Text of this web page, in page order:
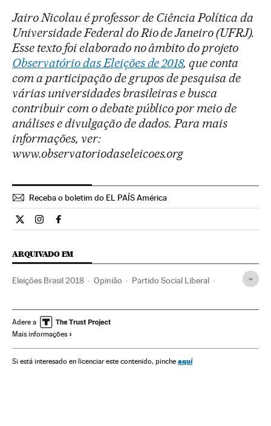
Jairo Nicolau é professor de Ciência Política da
Universidade Federal do Rio de Janeiro (UFRJ).
Esse texto foi elaborado no âmbito do projeto
Observatório das Eleições de 2018, que conta
com a participação de grupos de pesquisa de
várias universidades brasileiras e busca
contribuir com o debate público por meio de
análises e divulgação de dados. Para mais
informações, ver:
www.observatoriodaseleicoes.org
Receba o boletim do EL PAÍS América
Opiniao El País Brasil en Twitter
Opiniao El País Brasil en Instagram
Opiniao El País Brasil en Facebook
ARQUIVADO EM
Eleições Brasil 2018 Opinião Partido Social Liberal
América do Sul América Latina
Política
Adere a
Mais informações
Si está interesado en licenciar este contenido, pinche aquí